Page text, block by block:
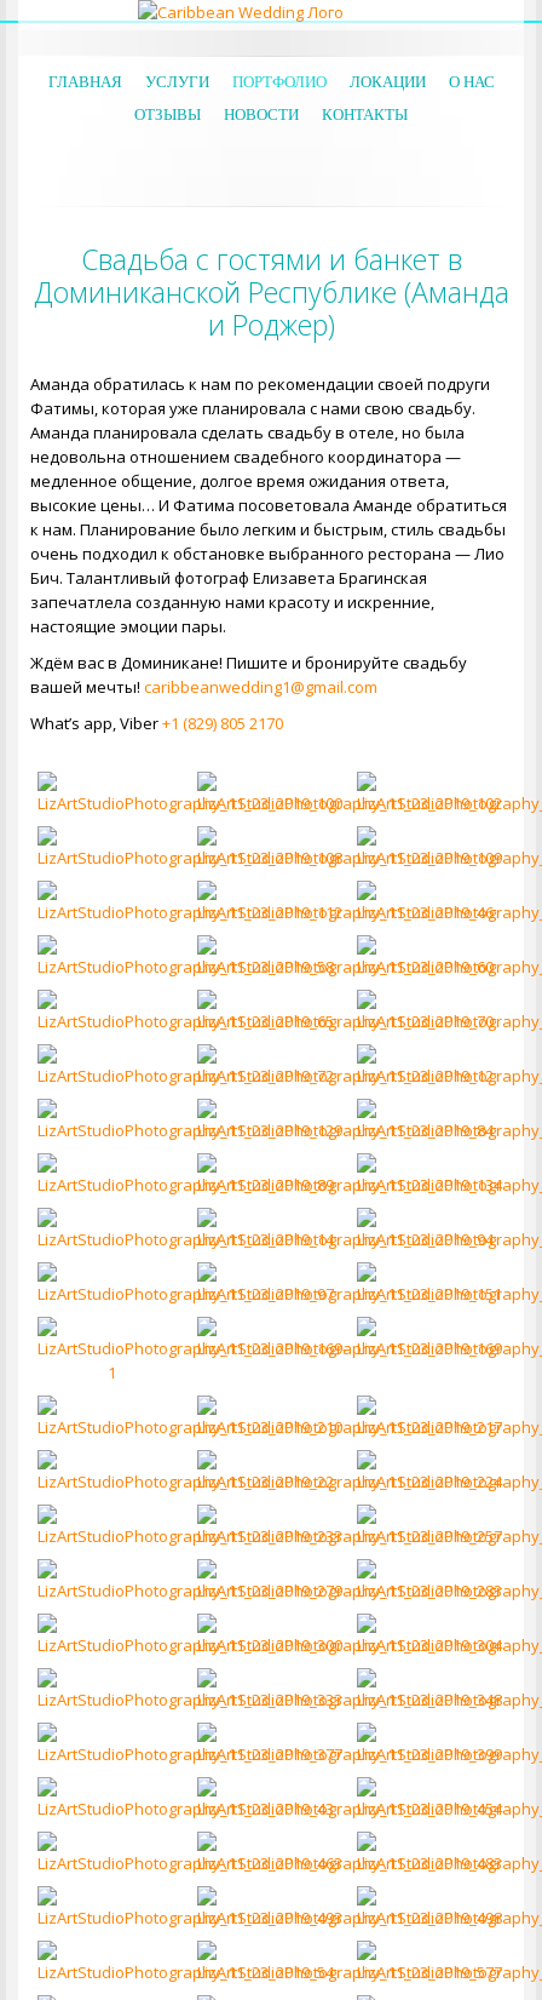
ГЛАВНАЯ УСЛУГИ ПОРТФОЛИО ЛОКАЦИИ
О НАС
ОТЗЫВЫ
НОВОСТИ КОНТАКТЫ
Свадьба с гостями и банкет в
Доминиканской Республике (Аманда
и Роджер)
Аманда обратилась к нам по рекомендации своей подруги
Фатимы, которая уже планировала с нами свою свадьбу.
Аманда планировала сделать свадьбу в отеле, но была
недовольна отношением свадебного координатора —
медленное общение, долгое время ожидания ответа,
высокие цены… И Фатима посоветовала Аманде обратиться
к нам. Планирование было легким и быстрым, стиль свадьбы
очень подходил к обстановке выбранного ресторана — Лио
Бич. Талантливый фотограф Елизавета Брагинская
запечатлела созданную нами красоту и искренние,
настоящие эмоции пары.
Ждём вас в Доминикане! Пишите и бронируйте свадьбу
вашей мечты! caribbeanwedding1@gmail.com
What’s app, Viber+1 (829) 805 2170